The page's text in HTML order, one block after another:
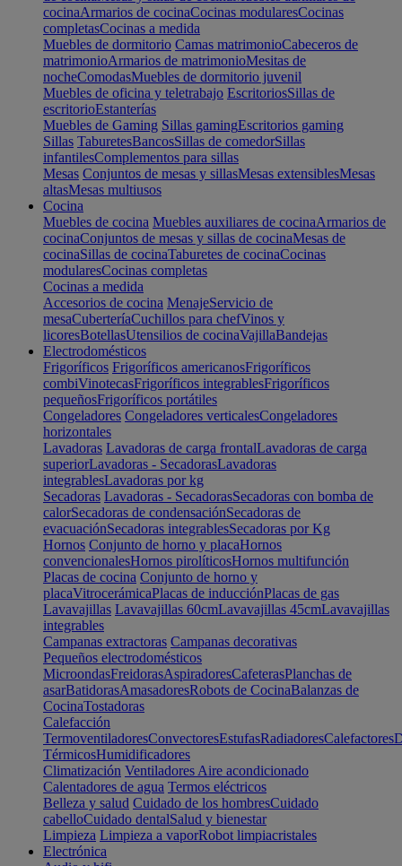
cocinaArmarios de cocinaCocinas modularesCocinas
completasCocinas a medida
Muebles de dormitorio Camas matrimonioCabeceros de
matrimonioArmarios de matrimonioMesitas de
nocheComodasMuebles de dormitorio juvenil
Muebles de oficina y teletrabajo EscritoriosSillas de
escritorioEstanterías
Muebles de Gaming Sillas gamingEscritorios gaming
Sillas TaburetesBancosSillas de comedorSillas
infantilesComplementos para sillas
Mesas Conjuntos de mesas y sillasMesas extensiblesMesas
altasMesas multiusos
Cocina
Muebles de cocina Muebles auxiliares de cocinaArmarios de
cocinaConjuntos de mesas y sillas de cocinaMesas de
cocinaSillas de cocinaTaburetes de cocinaCocinas
modularesCocinas completas
Cocinas a medida
Accesorios de cocina MenajeServicio de
mesaCuberteríaCuchillos para chefVinos y
licoresBotellasUtensilios de cocinaVajillaBandejas
Electrodomésticos
Frigoríficos Frigoríficos americanosFrigoríficos
combiVinotecasFrigoríficos integrablesFrigoríficos
pequeñosFrigoríficos portátiles
Congeladores Congeladores verticalesCongeladores
horizontales
Lavadoras Lavadoras de carga frontalLavadoras de carga
superiorLavadoras - SecadorasLavadoras
integrablesLavadoras por kg
Secadoras Lavadoras - SecadorasSecadoras con bomba de
calorSecadoras de condensaciónSecadoras de
evacuaciónSecadoras integrablesSecadoras por Kg
Hornos Conjunto de horno y placaHornos
convencionalesHornos pirolíticosHornos multifunción
Placas de cocina Conjunto de horno y
placaVitrocerámicaPlacas de inducciónPlacas de gas
Lavavajillas Lavavajillas 60cmLavavajillas 45cmLavavajillas
integrables
Campanas extractoras Campanas decorativas
Pequeños electrodomésticos
MicroondasFreidorasAspiradoresCafeterasPlanchas de
asarBatidorasAmasadoresRobots de CocinaBalanzas de
CocinaTostadoras
Calefacción
TermoventiladoresConvectoresEstufasRadiadoresCalefactores
TérmicosHumidificadores
Climatización Ventiladores Aire acondicionado
Calentadores de agua Termos eléctricos
Belleza y salud Cuidado de los hombresCuidado
cabelloCuidado dentalSalud y bienestar
Limpieza Limpieza a vaporRobot limpiacristales
Electrónica